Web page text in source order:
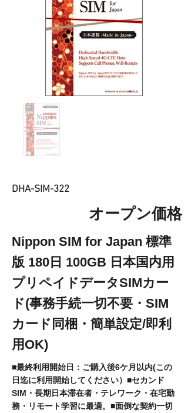
DHA-SIM-322
オープン価格
Nippon SIM for Japan 標準
版 180日 100GB 日本国内用
プリペイドデータSIMカー
ド(事務手続一切不要・SIM
カード同梱・簡単設定/即利
用OK)
■最終利用開始日：ご購入後6ケ月以内(この
日迄に利用開始してください）■セカンド
SIM・長期日本滞在者・テレワーク・在宅勤
務・リモート学習に最適。■面倒な契約一切